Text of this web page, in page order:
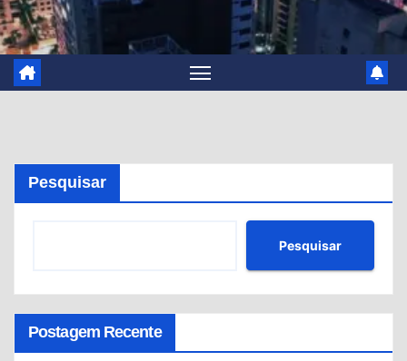
Pesquisar
Pesquisar
Postagem Recente